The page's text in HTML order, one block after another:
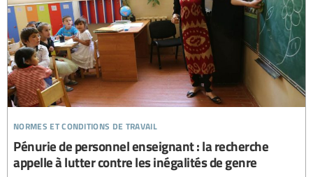
normes et conditions de travail
Pénurie de personnel enseignant : la recherche
appelle à lutter contre les inégalités de genre